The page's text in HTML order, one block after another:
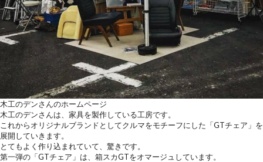
木工のデンさんのホームページ
木工のデンさんは、家具を製作している工房です。
これからオリジナルブランドとしてクルマをモチーフにした「GTチェア」を
展開していきます。
とてもよく作り込まれていて、驚きです。
第一弾の「GTチェア」は、箱スカGTをオマージュしています。